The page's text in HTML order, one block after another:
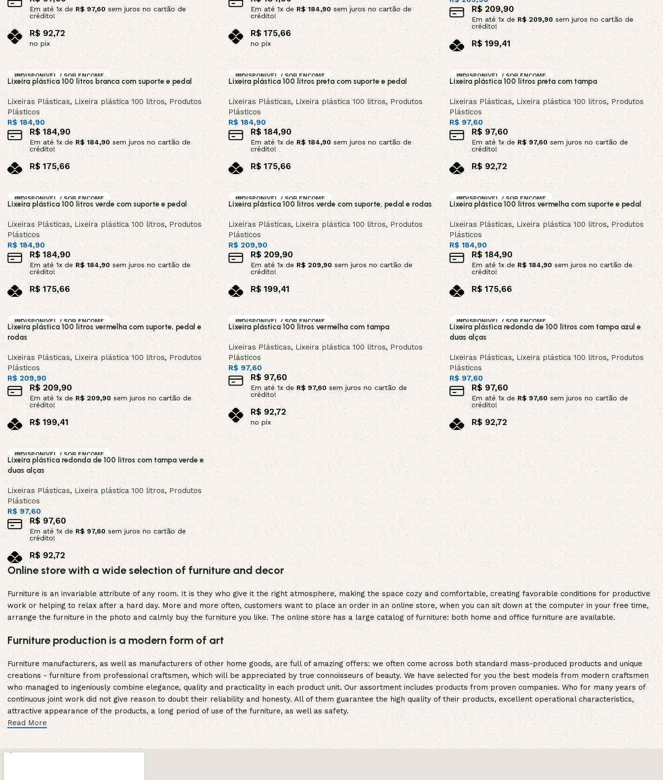
Em até 1x de R$ 97,60 sem juros no cartão de
crédito!
R$ 92,72
no pix
Leia mais
Em até 1x de R$184,90sem juros no cartão de
crédito!
R$175,66
no pix
Leia mais
R$209,90
Em até 1x de R$ 209,90sem juros no cartão de
crédito!
R$199,41
no pix
Leia mais
INDISPONIVEL / SOB ENCOME
NDA
Lixeira plástica 100 litros branca com suporte e pedal
Lixeiras Plásticas, Lixeira plástica 100 litros, Produtos
Plásticos
R$184,90
R$184,90
Em até 1x de R$184,90 sem juros no cartão de
crédito!
R$175,66
no pix
Leia mais
INDISPONIVEL / SOB ENCOME
NDA
Lixeira plástica 100 litros preta com suporte e pedal
Lixeiras Plásticas, Lixeira plástica 100 litros, Produtos
Plásticos
R$184,90
R$184,90
Em até1x deR$ 184,90sem juros no cartão de
crédito!
R$ 175,66
no pix
Leia mais
INDISPONIVEL / SOB ENCOME
NDA
Lixeira plástica 100 litros preta com tampa
Lixeiras Plásticas, Lixeira plástica 100 litros, Produtos
Plásticos
R$97,60
R$97,60
Em até 1x de R$97,60sem juros no cartão de
crédito!
R$92,72
no pix
Leia mais
INDISPONIVEL / SOB ENCOME
NDA
Lixeira plástica 100 litros verde com suporte e pedal
Lixeiras Plásticas, Lixeira plástica 100 litros, Produtos
Plásticos
R$184,90
R$ 184,90
Em até 1x de R$184,90 sem juros no cartão de
crédito!
R$175,66
no pix
Leia mais
INDISPONIVEL / SOB ENCOME
NDA
Lixeira plástica 100 litros verde com suporte, pedal e rodas
Lixeiras Plásticas, Lixeira plástica 100 litros, Produtos
Plásticos
R$209,90
R$ 209,90
Em até 1x deR$ 209,90 sem juros no cartão de
crédito!
R$199,41
no pix
Leia mais
INDISPONIVEL / SOB ENCOME
NDA
Lixeira plástica 100 litros vermelha com suporte e pedal
Lixeiras Plásticas, Lixeira plástica 100 litros, Produtos
Plásticos
R$184,90
R$ 184,90
Em até 1x de R$184,90 sem juros no cartão de
crédito!
R$175,66
no pix
Leia mais
INDISPONIVEL / SOB ENCOME
NDA
Lixeira plástica 100 litros vermelha com suporte, pedal e
rodas
Lixeiras Plásticas, Lixeira plástica 100 litros, Produtos
Plásticos
R$ 209,90
R$209,90
Em até 1x de R$ 209,90sem juros no cartão de
crédito!
R$199,41
no pix
Leia mais
INDISPONIVEL / SOB ENCOME
NDA
Lixeira plástica 100 litros vermelha com tampa
Lixeiras Plásticas, Lixeira plástica 100 litros, Produtos
Plásticos
R$ 97,60
R$ 97,60
Em até 1x de R$97,60 sem juros no cartão de
crédito!
R$92,72
no pix
Leia mais
INDISPONIVEL / SOB ENCOME
NDA
Lixeira plástica redonda de 100 litros com tampa azul e
duas alças
Lixeiras Plásticas, Lixeira plástica 100 litros, Produtos
Plásticos
R$ 97,60
R$97,60
Em até 1x de R$ 97,60 sem juros no cartão de
crédito!
R$92,72
no pix
Leia mais
INDISPONIVEL / SOB ENCOME
NDA
Lixeira plástica redonda de 100 litros com tampa verde e
duas alças
Lixeiras Plásticas, Lixeira plástica 100 litros,Produtos
Plásticos
R$ 97,60
R$ 97,60
Em até 1x de R$ 97,60sem juros no cartão de
crédito!
R$92,72
no pix
Leia mais
Online store with a wide selection of furniture and decor
Furniture is an invariable attribute of any room. It is they who give it the right atmosphere, making the space cozy and comfortable, creating favorable conditions for productive
work or helping to relax after a hard day. More and more often, customers want to place an order in an online store, when you can sit down at the computer in your free time,
arrange the furniture in the photo and calmly buy the furniture you like. The online store has a large catalog of furniture: both home and office furniture are available.
Furniture production is a modern form of art
Furniture manufacturers, as well as manufacturers of other home goods, are full of amazing offers: we often come across both standard mass-produced products and unique
creations - furniture from professional craftsmen, which will be appreciated by true connoisseurs of beauty. We have selected for you the best models from modern craftsmen
who managed to ingeniously combine elegance, quality and practicality in each product unit. Our assortment includes products from proven companies. Who for many years of
continuous joint work did not give reason to doubt their reliability and honesty. All of them guarantee the high quality of their products, excellent operational characteristics,
attractive appearance of the products, a long period of use of the furniture, as well as safety.
Read More